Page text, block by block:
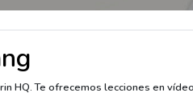
HQ. Te ofrecemos lecciones en